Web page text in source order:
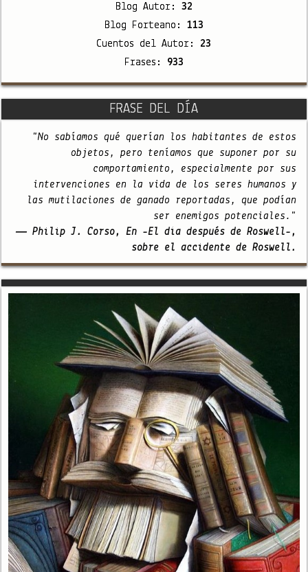
Blog Autor: 32
Blog Forteano: 113
Cuentos del Autor: 23
Frases: 933
FRASE DEL DÍA
"No sabíamos qué querían los habitantes de estos
objetos, pero teníamos que suponer por su
comportamiento, especialmente por sus
intervenciones en la vida de los seres humanos y
las mutilaciones de ganado reportadas, que podían
ser enemigos potenciales."
— Philip J. Corso, En -El día después de Roswell-,
sobre el accidente de Roswell.